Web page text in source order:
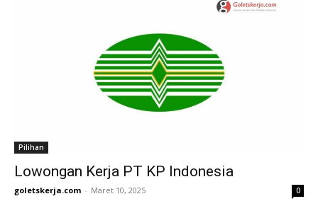
Pilihan
Lowongan Kerja PT KP Indonesia
goletskerja.com - Maret 10, 2025 0